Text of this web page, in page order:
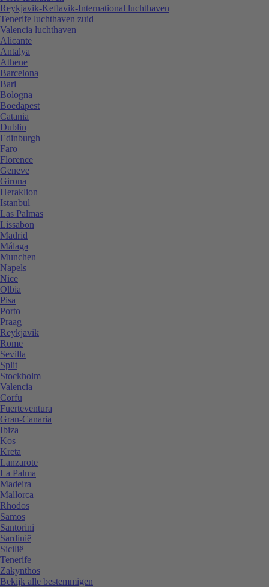
Reykjavik-Keflavik-International luchthaven
Tenerife luchthaven zuid
Valencia luchthaven
Alicante
Antalya
Athene
Barcelona
Bari
Bologna
Boedapest
Catania
Dublin
Edinburgh
Faro
Florence
Geneve
Girona
Heraklion
Istanbul
Las Palmas
Lissabon
Madrid
Málaga
Munchen
Napels
Nice
Olbia
Pisa
Porto
Praag
Reykjavik
Rome
Sevilla
Split
Stockholm
Valencia
Corfu
Fuerteventura
Gran-Canaria
Ibiza
Kos
Kreta
Lanzarote
La Palma
Madeira
Mallorca
Rhodos
Samos
Santorini
Sardinië
Sicilië
Tenerife
Zakynthos
Bekijk alle bestemmigen